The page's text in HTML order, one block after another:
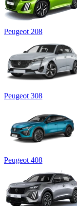
Peugeot 208
Peugeot 308
Peugeot 408